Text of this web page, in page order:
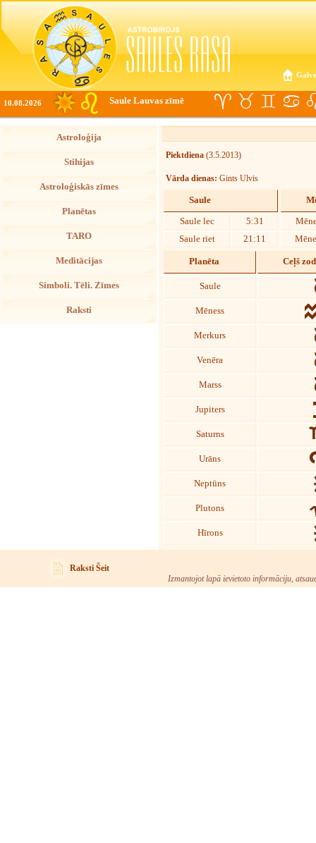
10.08.2026 Saule Lauvas zīmē
Astroloģija
Stihijas
Astroloģiskās zīmes
Planētas
TARO
Meditācijas
Simboli. Tēli. Zīmes
Raksti
Piektdiena (3.5.2013)
Vārda dienas: Gints Ulvis
Saule
Saule lec
5:31
Saule riet
21:11
Planēta Ceļš
Saule
Mēness
Merkurs
Venēra
Marss
Jupiters
Saturns
Urāns
Neptūns
Plutons
Hīrons
Raksti Šeit
Izmantojot lapā ievietoto informāciju,